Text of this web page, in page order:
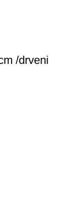
/drveni